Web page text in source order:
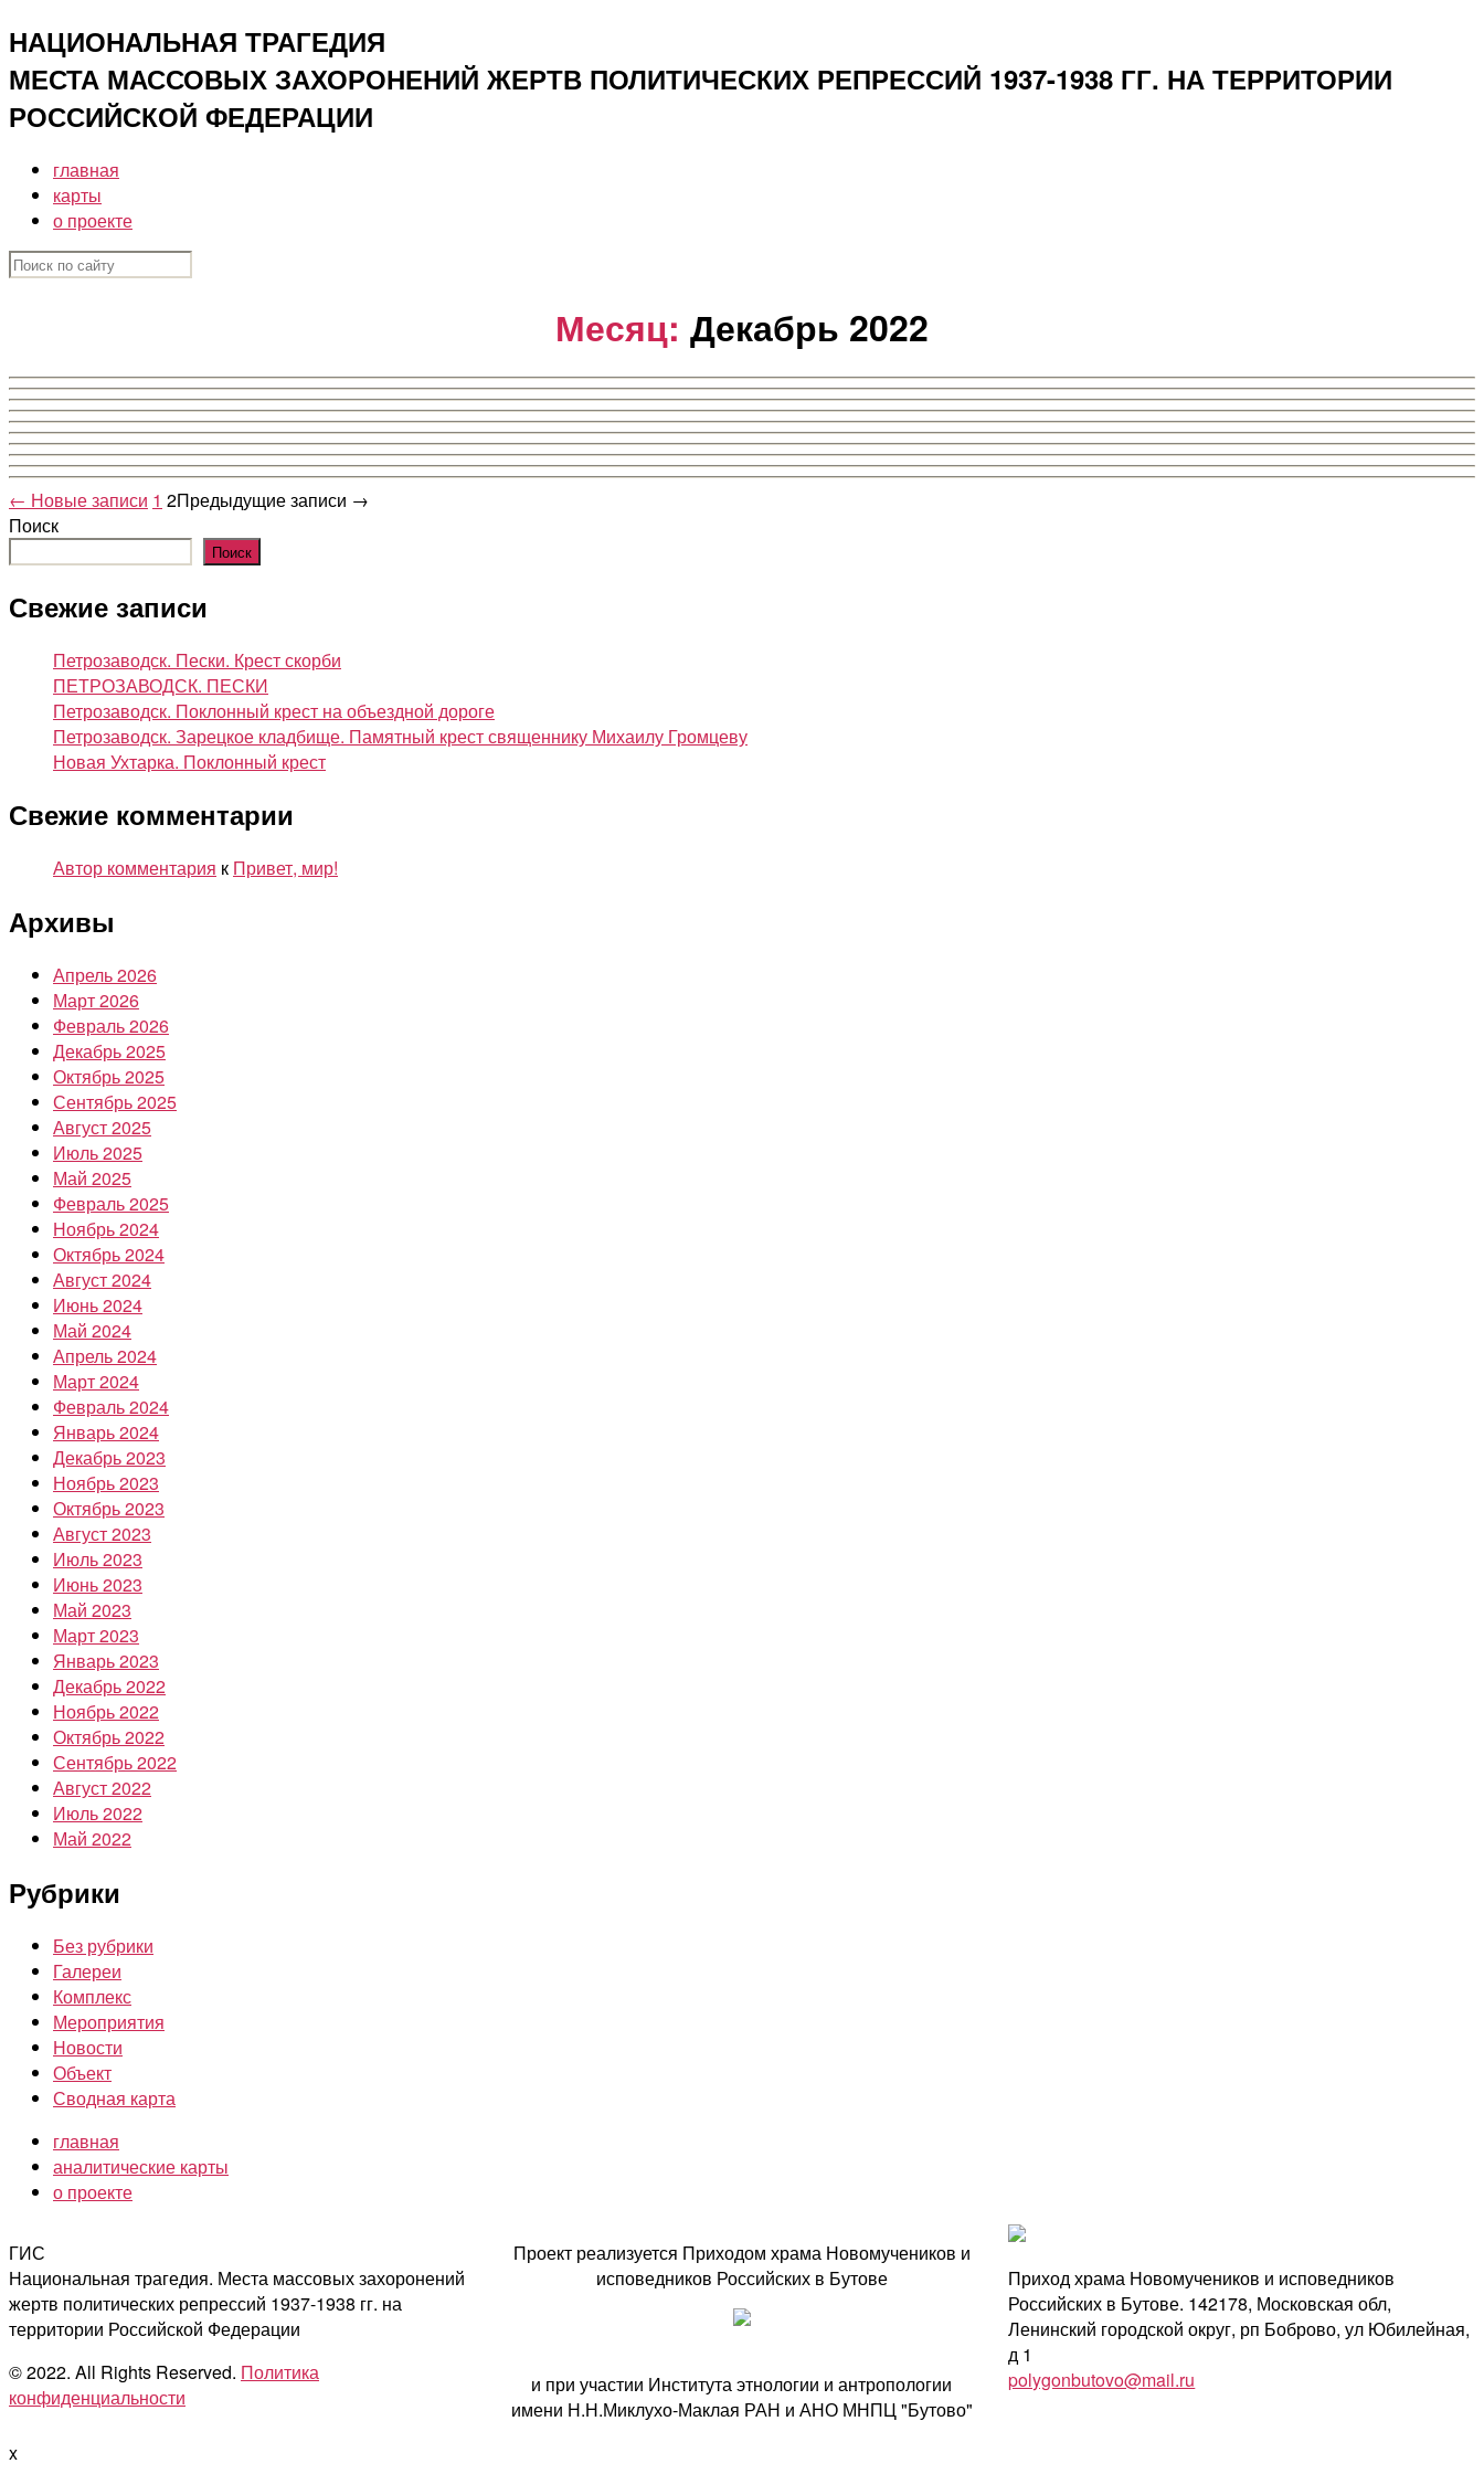
Перейти
к
содержимому
НАЦИОНАЛЬНАЯ ТРАГЕДИЯ
МЕСТА МАССОВЫХ ЗАХОРОНЕНИЙ ЖЕРТВ ПОЛИТИЧЕСКИХ РЕПРЕССИЙ 1937-1938 ГГ. НА ТЕРРИТОРИИ
РОССИЙСКОЙ ФЕДЕРАЦИИ
главная
карты
о проекте
Месяц: Декабрь 2022
Пагинация
записей
← Новыезаписи 1 2Предыдущиезаписи →
Поиск
Поиск
Свежие записи
Петрозаводск. Пески. Крест скорби
ПЕТРОЗАВОДСК. ПЕСКИ
Петрозаводск. Поклонный крест на объездной дороге
Петрозаводск. Зарецкое кладбище. Памятный крест священнику Михаилу Громцеву
Новая Ухтарка. Поклонный крест
Свежие комментарии
Автор комментария к Привет, мир!
Архивы
Апрель 2026
Март 2026
Февраль 2026
Декабрь 2025
Октябрь 2025
Сентябрь 2025
Август 2025
Июль 2025
Май 2025
Февраль 2025
Ноябрь 2024
Октябрь 2024
Август 2024
Июнь 2024
Май 2024
Апрель 2024
Март 2024
Февраль 2024
Январь 2024
Декабрь 2023
Ноябрь 2023
Октябрь 2023
Август 2023
Июль 2023
Июнь 2023
Май 2023
Март 2023
Январь 2023
Декабрь 2022
Ноябрь 2022
Октябрь 2022
Сентябрь 2022
Август 2022
Июль 2022
Май 2022
Рубрики
Без рубрики
Галереи
Комплекс
Мероприятия
Новости
Объект
Сводная карта
главная
аналитические карты
о проекте
ГИС
Национальная трагедия. Места массовых захоронений
жертв политических репрессий 1937-1938 гг. на
территории Российской Федерации
© 2022. All Rights Reserved. Политика
конфиденциальности
Проект реализуется Приходом храма Новомучеников и
исповедников Российских в Бутове
и при участии Института этнологии и антропологии
имени Н.Н.Миклухо-Маклая РАН и АНО МНПЦ "Бутово"
Приход храма Новомучеников и исповедников
Российских в Бутове. 142178, Московская обл,
Ленинский городской округ, рп Боброво, ул Юбилейная,
д 1
polygonbutovo@mail.ru
x